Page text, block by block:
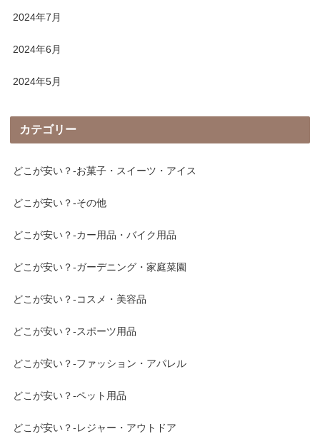
2024年7月
2024年6月
2024年5月
カテゴリー
どこが安い？-お菓子・スイーツ・アイス
どこが安い？-その他
どこが安い？-カー用品・バイク用品
どこが安い？-ガーデニング・家庭菜園
どこが安い？-コスメ・美容品
どこが安い？-スポーツ用品
どこが安い？-ファッション・アパレル
どこが安い？-ペット用品
どこが安い？-レジャー・アウトドア